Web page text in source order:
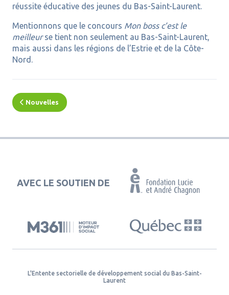
réussite éducative des jeunes du Bas-Saint-Laurent.
Mentionnons que le concours Mon boss c’est le
meilleurse tient non seulement au Bas-Saint-Laurent,
mais aussi dans les régions de l’Estrie et de la Côte-
Nord.
Nouvelles
AVEC LE SOUTIEN DE
L'Entente sectorielle de développement social du Bas-Saint-
Laurent